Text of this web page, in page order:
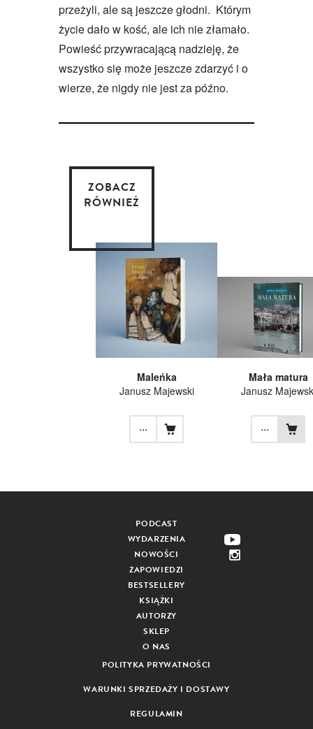
przeżyli, ale są jeszcze głodni. Którym
życie dało w kość, ale ich nie złamało.
Powieść przywracającą nadzieję, że
wszystko się może jeszcze zdarzyć i o
wierze, że nigdy nie jest za późno.
ZOBACZ
RÓWNIEŻ
Maleńka
Janusz Majewski
...
Mała matura
Janusz
...
PODCAST
WYDARZENIA
NOWOŚCI
ZAPOWIEDZI
BESTSELLERY
KSIĄŻKI
AUTORZY
SKLEP
O NAS
POLITYKA PRYWATNOŚCI
WARUNKI SPRZEDAŻY I DOSTAWY
REGULAMIN